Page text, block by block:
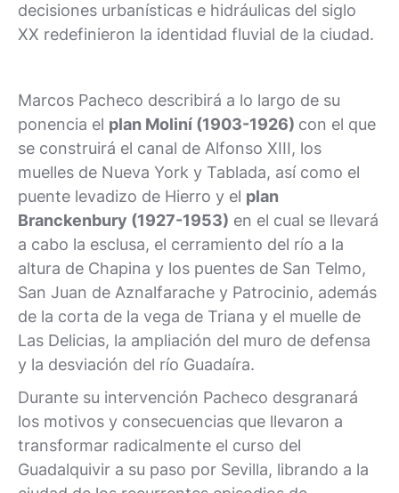
decisiones urbanísticas e hidráulicas del siglo
XX redefinieron la identidad fluvial de la ciudad.
Marcos Pacheco describirá a lo largo de su
ponencia el plan Moliní (1903-1926) con el que
se construirá el canal de Alfonso XIII, los
muelles de Nueva York y Tablada, así como el
puente levadizo de Hierro y el plan
Branckenbury (1927-1953) en el cual se llevará
a cabo la esclusa, el cerramiento del río a la
altura de Chapina y los puentes de San Telmo,
San Juan de Aznalfarache y Patrocinio, además
de la corta de la vega de Triana y el muelle de
Las Delicias, la ampliación del muro de defensa
y la desviación del río Guadaíra.
Durante su intervención Pacheco desgranará
los motivos y consecuencias que llevaron a
transformar radicalmente el curso del
Guadalquivir a su paso por Sevilla, librando a la